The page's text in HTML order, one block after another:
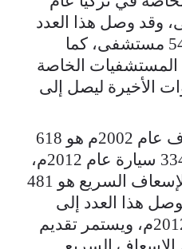
مستشفى، وقد وصل هذا العدد
بنهاية عام 2012م إلى 541 مستشفى، كما
الخاصة
الأخيرة ليصل إلى
كان عدد سيارات الإسعاف عام 2002م هو 618
سيارة، وقد وصل إلى 3346 سيارة عام 2012م،
وكذلك كان عدد مراكز الإسعاف السريع هو 481
عام 2002م فوصل هذا العدد إلى
1863 مركزاً بنهاية عام 2012م، ويستمر تقديم
الإسعاف السريع